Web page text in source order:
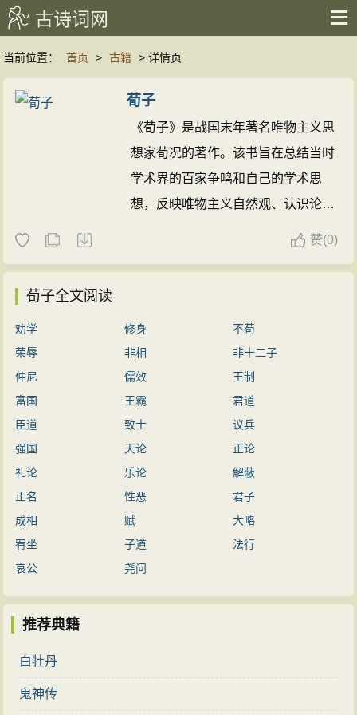
古诗词网
当前位置： 首页 > 古籍 > 详情页
荀子
《荀子》是战国末年著名唯物主义思
想家荀况的著作。该书旨在总结当时
学术界的百家争鸣和自己的学术思
想，反映唯物主义自然观、认识论思
赞(0)
荀子全文阅读
劝学 修身
不苟
荣辱
非相
非十二子
仲尼
儒效
王制
富国
王霸
君道
臣道
致士
议兵
强国
天论
正论
礼论
乐论
解蔽
正名
性恶
君子
成相
赋
大略
宥坐
子道
法行
哀公
尧问
推荐典籍
白牡丹
鬼神传